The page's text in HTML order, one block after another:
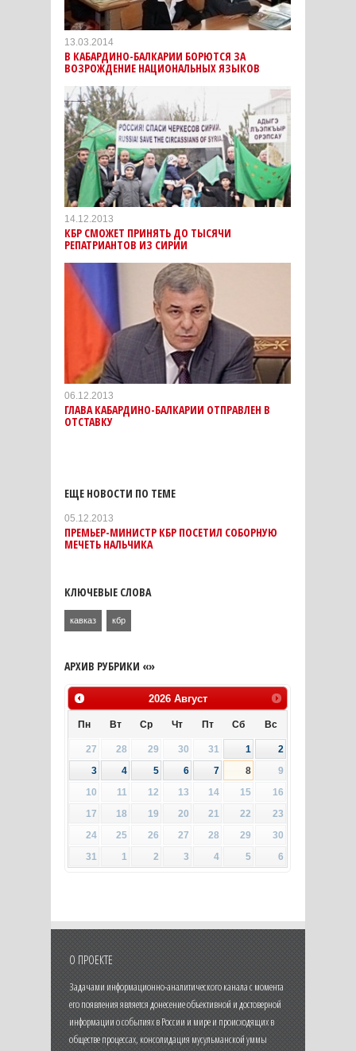
13.03.2014
В КАБАРДИНО-БАЛКАРИИ БОРЮТСЯ ЗА
ВОЗРОЖДЕНИЕ НАЦИОНАЛЬНЫХ ЯЗЫКОВ
14.12.2013
КБР СМОЖЕТ ПРИНЯТЬ ДО ТЫСЯЧИ
РЕПАТРИАНТОВ ИЗ СИРИИ
06.12.2013
ГЛАВА КАБАРДИНО-БАЛКАРИИ ОТПРАВЛЕН В
ОТСТАВКУ
ЕЩЕ НОВОСТИ ПО ТЕМЕ
05.12.2013
ПРЕМЬЕР-МИНИСТР КБР ПОСЕТИЛ СОБОРНУЮ
МЕЧЕТЬ НАЛЬЧИКА
КЛЮЧЕВЫЕ СЛОВА
кавказ кбр
АРХИВ РУБРИКИ «»
2026 Август
Пн Вт Ср Чт Пт Сб Вс
27 28 29 30 31 1
2
3
4 5 6 7 8
9
10
11 12 13 14 15
16
17
18 19 20 21 22
23
24
25 26 27 28 29
30
31
1 2 3 4 5 6
О ПРОЕКТЕ
Задачами информационно-аналитического канала с момента
его появления является донесение объективной и достоверной
информации о событиях в России и мире и происходящих в
обществе процессах, консолидация мусульманской уммы